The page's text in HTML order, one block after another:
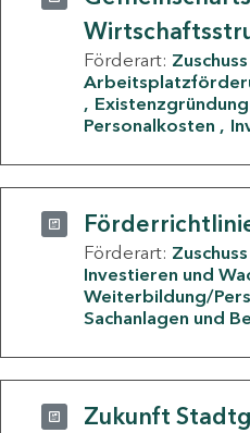
Förderart: Zuschuss
Existenzgründung
Personalkosten
Förderart: Zuschuss
Investieren und
Weiterbildung/
Sachanlagen und
Zukunft